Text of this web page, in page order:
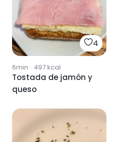
4
6min · 497kcal
Tostada de jamón y
queso